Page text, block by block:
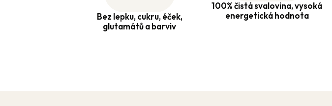
Bez lepku, cukru, éček,
glutamátů a barviv
100% čistá svalovina, vysoká
energetická hodnota